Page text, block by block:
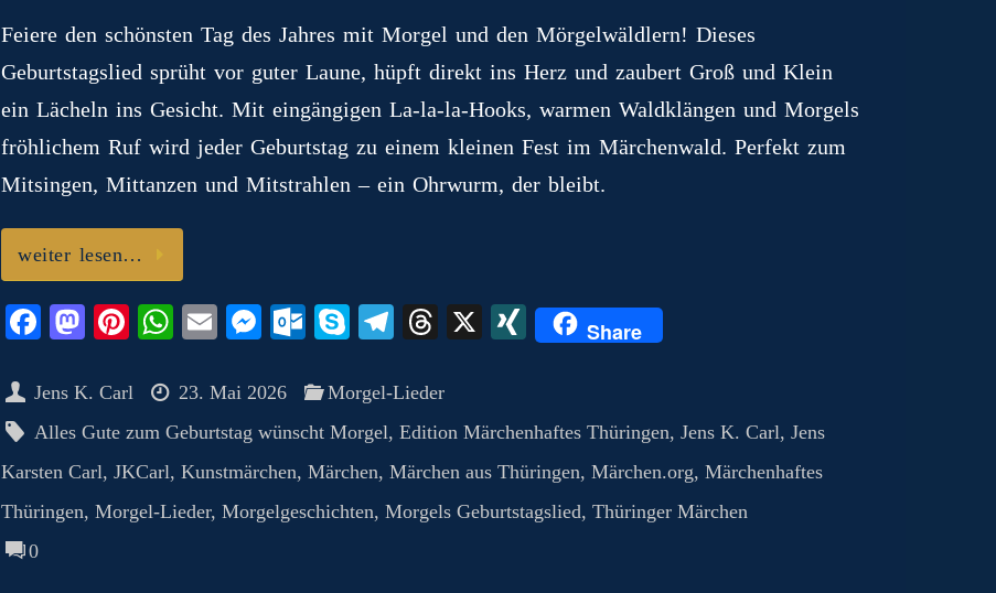
bo
ok
to
do
n
er
es
t
ts
A
pp
ail se
ng
er
lo
ok
.c
o
m
pe gr
a
m
ea
ds
N
G
Feiere den schönsten Tag des Jahres mit Morgel und den Mörgelwäldlern! Dieses
Geburtstagslied sprüht vor guter Laune, hüpft direkt ins Herz und zaubert Groß und Klein
ein Lächeln ins Gesicht. Mit eingängigen La‑la‑la-Hooks, warmen Waldklängen und Morgels
fröhlichem Ruf wird jeder Geburtstag zu einem kleinen Fest im Märchenwald. Perfekt zum
Mitsingen, Mittanzen und Mitstrahlen – ein Ohrwurm, der bleibt.
weiter lesen…
Fa
bo
ok
M
to
do
n
Pi
er
es
t
W
ts
A
pp
E
ail
M
se
ng
er
O
lo
ok
.c
o
S
pe
Te
gr
a
m
T
ea
ds
X
X
G
Share
Jens K. Carl 23. Mai 2026
Morgel-Lieder
Alles Gute zum Geburtstag wünscht Morgel, Edition Märchenhaftes Thüringen, Jens K. Carl, Jens
Karsten Carl, JKCarl, Kunstmärchen, Märchen, Märchen aus Thüringen, Märchen.org, Märchenhaftes
Thüringen, Morgel-Lieder, Morgelgeschichten, Morgels Geburtstagslied, Thüringer Märchen
0